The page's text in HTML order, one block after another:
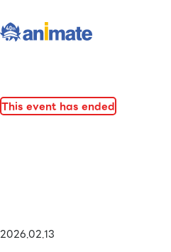
This event has ended
2026.02.13